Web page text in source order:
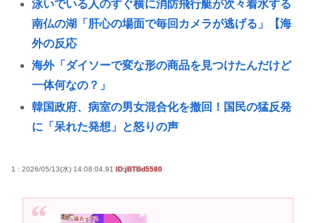
泳いでいる人のすぐ横に消防飛行艇が次々着水する
南仏の湖「肝心の場面で毎回カメラが逃げる」【海
外の反応
海外「ダイソーで変な形の商品を見つけたんだけど
一体何なの？」
韓国政府、病室の男女混合化を撤回！国民の猛反発
に「呆れた発想」と怒りの声
ロタwww
欺で無銭飲食
1 : 2026/05/13(水) 14:08:04.91 ID:jBTBd5580